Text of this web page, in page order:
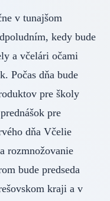
v tunajšom
kedy bude
a včelári očami
Počas dňa bude
pre školy
pre
dňa Včelie
rozmnožovanie
bude predseda
kraji a v